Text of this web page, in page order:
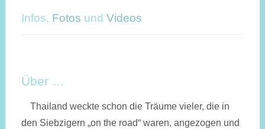
Infos, Fotos und Videos
Über …
Thailand weckte schon die Träume vieler, die in
den Siebzigern „on the road“ waren, angezogen und